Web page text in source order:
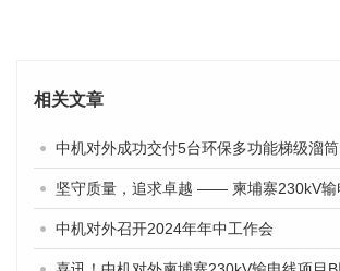
相关文章
中机对外成功交付5台环保多功能梯级溜筒
中机对外召开2024年年中工作会